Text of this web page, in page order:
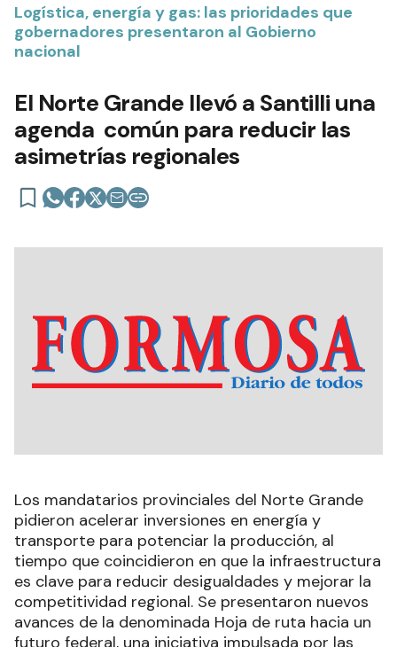
Logística, energía y gas: las prioridades que
gobernadores presentaron al Gobierno
nacional
El Norte Grande llevó a Santilli una
agenda común para reducir las
asimetrías regionales
Los mandatarios provinciales del Norte Grande
pidieron acelerar inversiones en energía y
transporte para potenciar la producción, al
tiempo que coincidieron en que la infraestructura
es clave para reducir desigualdades y mejorar la
competitividad regional. Se presentaron nuevos
avances de la denominada Hoja de ruta hacia un
futuro federal, una iniciativa impulsada por las